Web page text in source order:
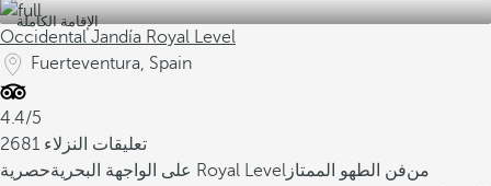
الإقامة الكاملة
Occidental Jandía Royal Level
Fuerteventura, Spain
4.4/5
2681 تعليقات النزلاء
على الواجهة البحرية حصرية Royal Level فن الطهو الممتازمن